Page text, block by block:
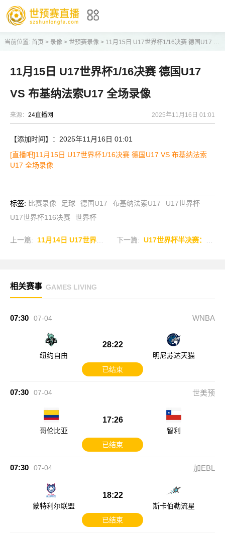
当前位置: 首页 > 录像> 世预赛录像> 11月15日 U17世界杯1/16决赛 德国U17 VS 布基纳法索U17 全场录像
11月15日 U17世界杯1/16决赛 德国U17
VS 布基纳法索U17 全场录像
来源： 24直播网 2025年11月16日 01:01
【添加时间】：2025年11月16日 01:01
[直播吧]11月15日 U17世界杯1/16决赛 德国U17 VS 布基纳法索
U17 全场录像
标签: 比赛录像 足球 德国U17 布基纳法索U17
U17世界杯
U17世界杯116决赛
世界杯
上一篇: 11月14日 U17世界杯1/16决赛 巴西U17 VS 巴拉圭 U17 全场录像 下一篇:U17世界杯半决赛：奥地利2-0意大利首进决赛，将战葡/巴胜者
相关赛事 GAMES LIVING
07:30 07-04 WNBA
纽约自由
28:22
明尼苏达天猫
已结束
07:30 07-04 世美预
哥伦比亚
17:26
智利
已结束
07:30 07-04 加EBL
蒙特利尔联盟
18:22
斯卡伯勒流星
已结束